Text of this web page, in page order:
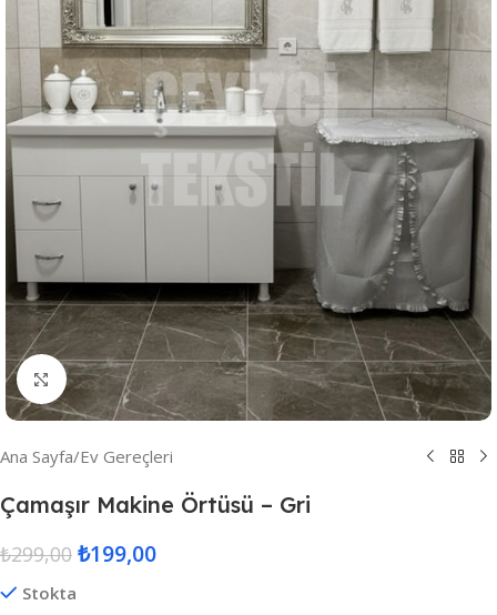
Resmi Büyüt
Ana Sayfa/Ev Gereçleri
Çamaşır Makine Örtüsü – Gri
₺299,00 ₺199,00
Stokta